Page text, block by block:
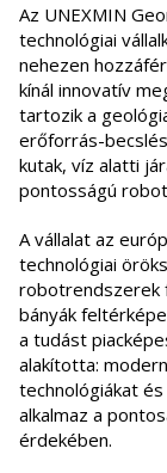
Az UNEXMIN
technológiai
nehezen
kínál innovatív
tartozik a
erőforrás-
kutak, víz alatti
pontosságú
A vállalat az
technológiai
robotrendszerek
bányák
a tudást
alakította:
technológiákat
alkalmaz a
érdekében.